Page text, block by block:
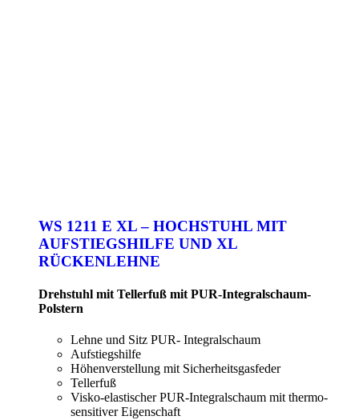
WS 1211 E XL – HOCHSTUHL MIT
AUFSTIEGSHILFE UND XL
RÜCKENLEHNE
Drehstuhl mit Tellerfuß mit PUR-Integralschaum-
Polstern
Lehne und Sitz PUR- Integralschaum
Aufstiegshilfe
Höhenverstellung mit Sicherheitsgasfeder
Tellerfuß
Visko-elastischer PUR-Integralschaum mit thermo-
sensitiver Eigenschaft